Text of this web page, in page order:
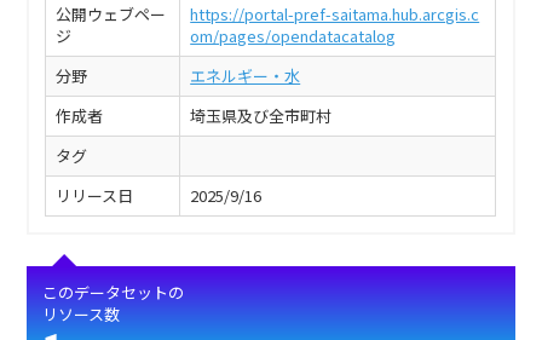
公開ウェブペー
ジ
https://portal-pref-saitama.hub.arcgis.c
om/pages/opendatacatalog
分野
エネルギー・水
作成者
埼玉県及び全市町村
タグ
リリース日
2025/9/16
このデータセットの
リソース数